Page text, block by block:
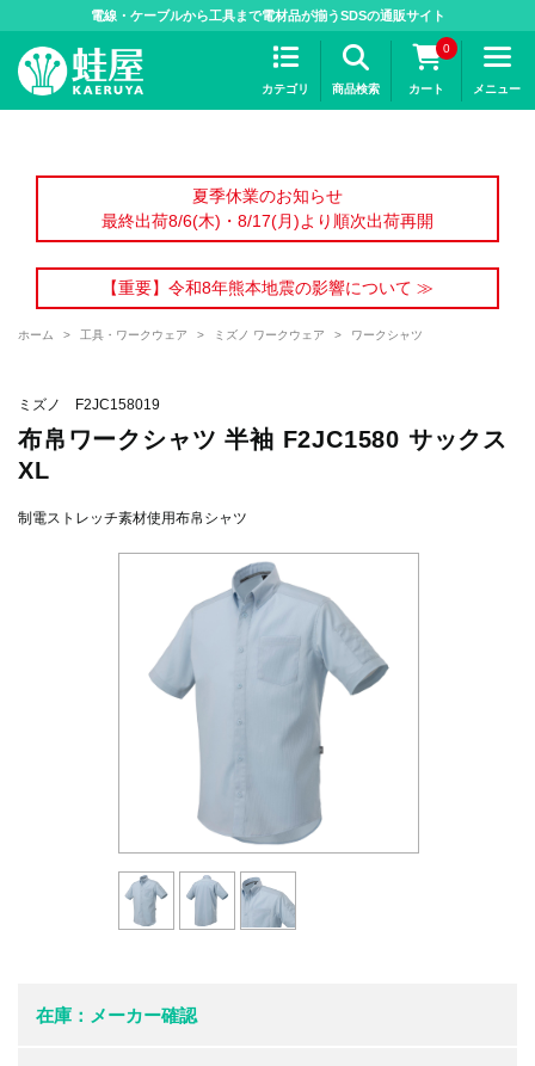
電線・ケーブルから工具まで電材品が揃うSDSの通販サイト
カテゴリ 商品検索
0
カート メニュー
夏季休業のお知らせ
最終出荷8/6(木)・8/17(月)より順次出荷再開
【重要】令和8年熊本地震の影響について ≫
ホーム > 工具・ワークウェア > ミズノ ワークウェア > ワークシャツ
ミズノ F2JC158019
布帛ワークシャツ 半袖 F2JC1580 サックス
XL
制電ストレッチ素材使用布帛シャツ
在庫：メーカー確認